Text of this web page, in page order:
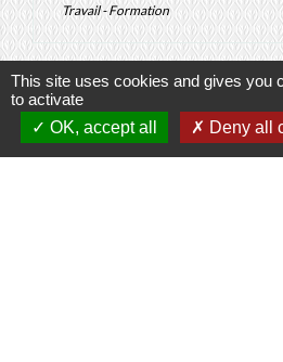
Travail - Formation
Signaler une
This site uses cookies and gives you
to activate
OK, accept all
Deny all